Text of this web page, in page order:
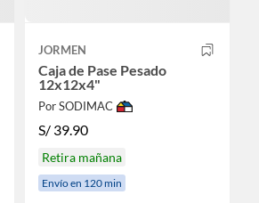
JORMEN
Caja de Pase Pesado
12x12x4"
Por SODIMAC
S/ 39.90
Retira mañana
Envío en 120 min